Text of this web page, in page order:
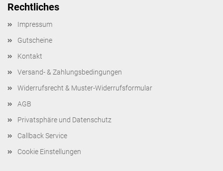
Rechtliches
Impressum
Gutscheine
Kontakt
Versand- & Zahlungsbedingungen
Widerrufsrecht & Muster-Widerrufsformular
AGB
Privatsphäre und Datenschutz
Callback Service
Cookie Einstellungen